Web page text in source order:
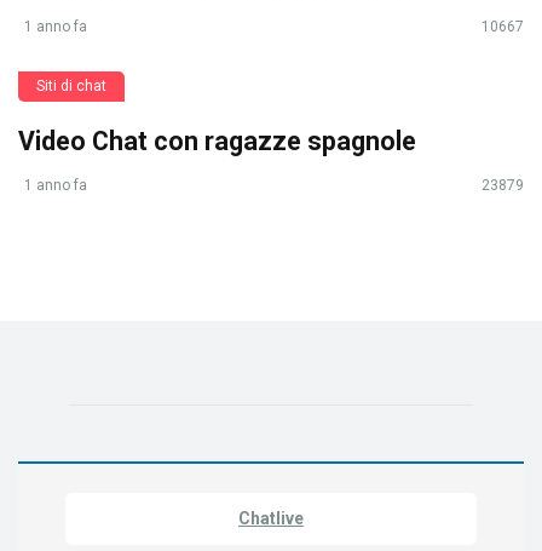
1 anno fa 10667
Siti di chat
Video Chat con ragazze spagnole
1 anno fa 23879
Chatlive